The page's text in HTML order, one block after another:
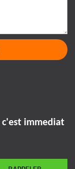
c'est immediat